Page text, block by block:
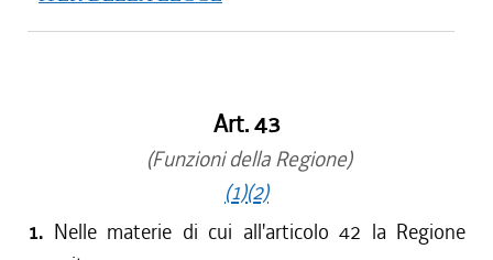
Art. 43
(Funzioni della Regione)
(1)(2)
1. Nelle materie di cui all'articolo 42 la Regione